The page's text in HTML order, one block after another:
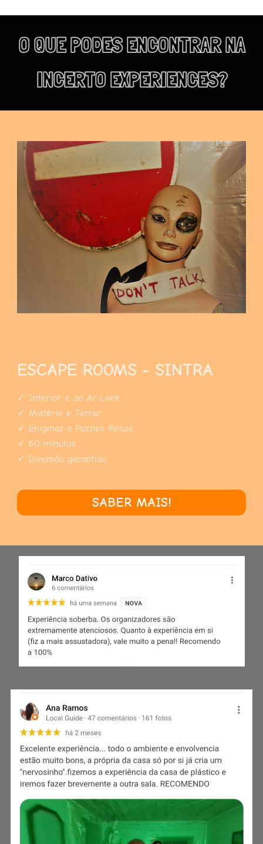
O QUE PODES ENCONTRAR NA
INCERTO EXPERIENCES?
ESCAPE ROOMS - SINTRA
✓ Interior e ao Ar Livre
✓ Mistério e Terror
✓ Enigmas e Puzzles físicos
✓ 60 minutos
✓ Diversão garantida
SABER MAIS!